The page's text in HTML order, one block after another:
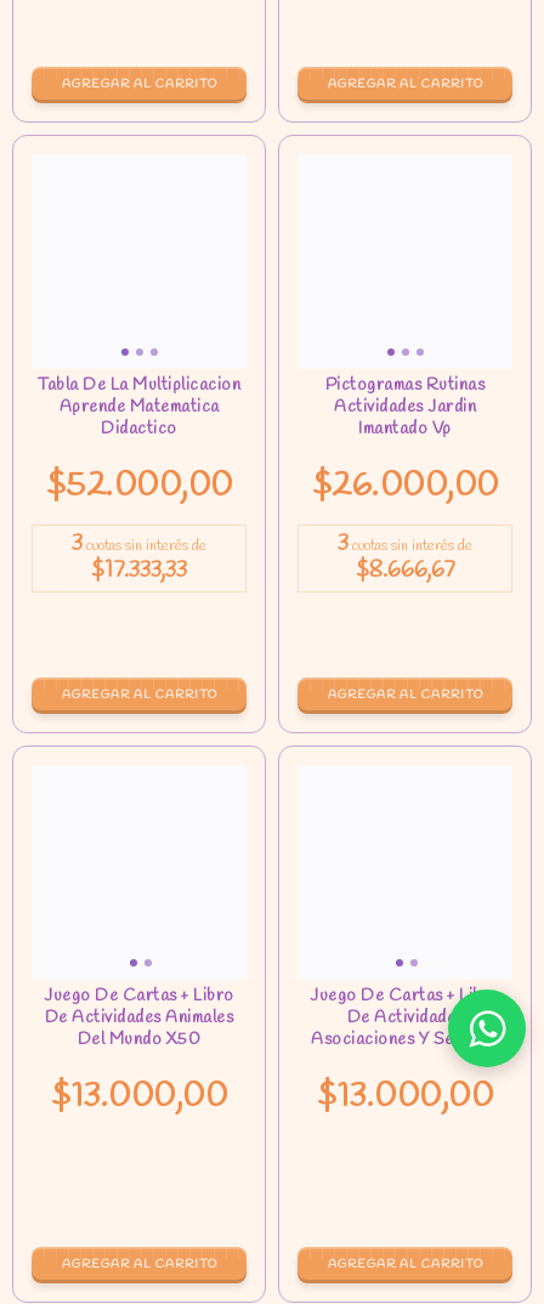
AGREGAR AL CARRITO
$52.000,00
3cuotas sin interés de
$17.333,33
$26.000,00
3cuotas sin interés de
$8.666,67
$13.000,00 $13.000,00